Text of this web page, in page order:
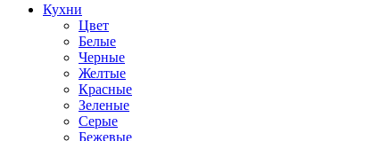
Кухни
Цвет
Белые
Черные
Желтые
Красные
Зеленые
Серые
Бежевые